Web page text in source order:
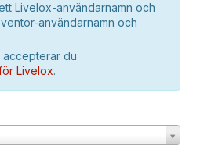
Livelox-användarnamn och
användarnamn och
accepterar du
Livelox.